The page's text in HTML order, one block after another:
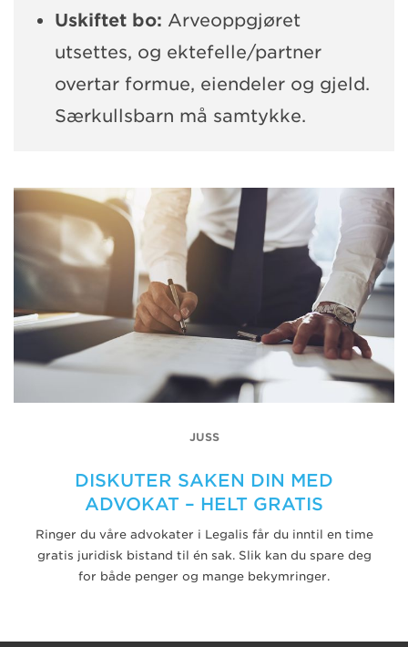
Uskiftet bo: Arveoppgjøret
utsettes, og ektefelle/partner
overtar formue, eiendeler og gjeld.
Særkullsbarn må samtykke.
JUSS
DISKUTER SAKEN DIN MED
ADVOKAT – HELT GRATIS
Ringer du våre advokater i Legalis får du inntil en time
gratis juridisk bistand til én sak. Slik kan du spare deg
for både penger og mange bekymringer.